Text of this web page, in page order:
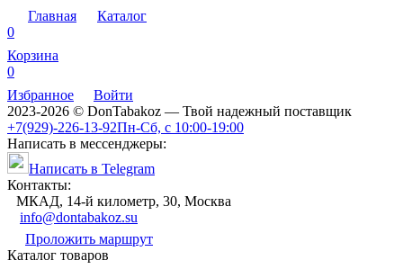
Главная
Каталог
0
Корзина
0
Избранное
Войти
2023-2026 © DonTabakoz — Твой надежный поставщик
+7(929)-226-13-92Пн-Сб, с 10:00-19:00
Написать в мессенджеры:
Написать в Telegram
Контакты:
МКАД, 14-й километр, 30, Москва
info@dontabakoz.su
Проложить маршрут
Каталог товаров